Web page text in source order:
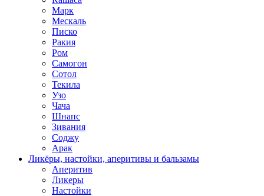
Марк
Мескаль
Писко
Ракия
Ром
Самогон
Сотол
Текила
Узо
Чача
Шнапс
Зивания
Соджу
Арак
Ликёры, настойки, аперитивы и бальзамы
Аперитив
Ликеры
Настойки